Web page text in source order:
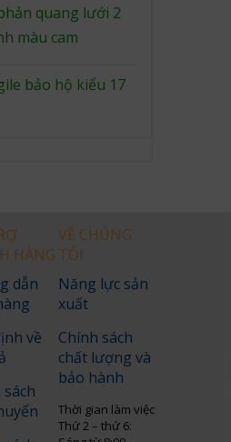
out
quang lưới 2
màu cam
bảo hộ kiểu 17
HÀNG
dẫn
về
VỀ CHÚNG
TÔI
Năng lực sản
xuất
Chính sách
chất lượng và
bảo hành
Thời gian làm việc
Thứ 2 – thứ 6: